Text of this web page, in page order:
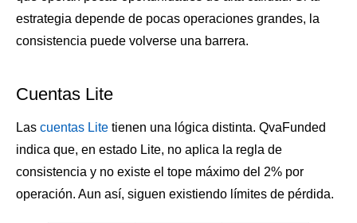
estrategia depende de pocas operaciones grandes, la
consistencia puede volverse una barrera.
Cuentas Lite
Las cuentas Lite tienen una lógica distinta. QvaFunded
indica que, en estado Lite, no aplica la regla de
consistencia y no existe el tope máximo del 2% por
operación. Aun así, siguen existiendo límites de pérdida.